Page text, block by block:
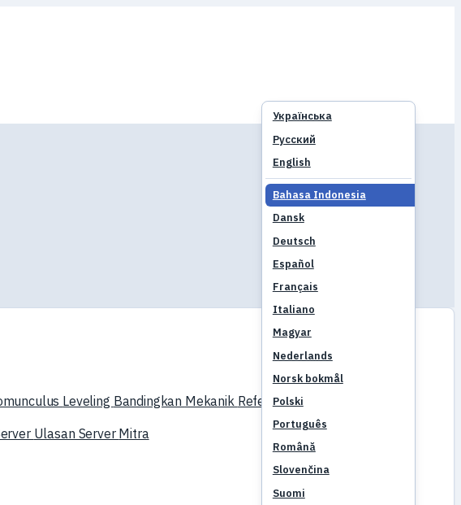
Українська
Русский
English
Bahasa Indonesia
Dansk
Deutsch
Español
Français
Italiano
Magyar
Nederlands
Norsk bokmål
Polski
Português
Română
Slovenčina
Suomi
Leveling Bandingkan Mekanik Referensi
Ulasan Server Mitra